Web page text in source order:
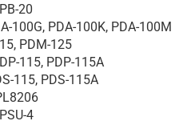
PB-20
100G, PDA-100K, PDA-100M
PDM-125
115, PDP-115A
115, PDS-115A
PSU-4